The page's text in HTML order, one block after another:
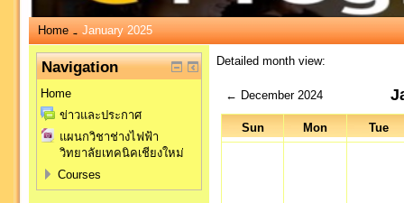
Home → January 2025
Detailed month view:
← December 2024
Sun Mon Tue
Navigation
Home
ข่าวและประกาศ
แผนกวิชาช่างไฟฟ้า
วิทยาลัยเทคนิคเชียงใหม่
Courses